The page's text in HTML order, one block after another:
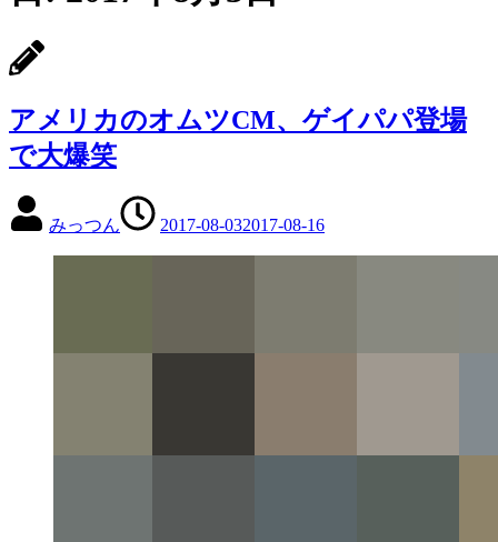
アメリカのオムツCM、ゲイパパ登場
で大爆笑
みっつん 2017-08-032017-08-16